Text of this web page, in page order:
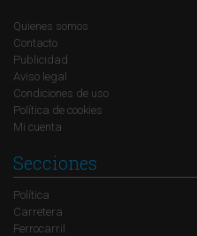
Quienes somos
Contacto
Publicidad
Aviso legal
Condiciones de uso
Política de cookies
Mi cuenta
Secciones
Política
Carretera
Ferrocarril